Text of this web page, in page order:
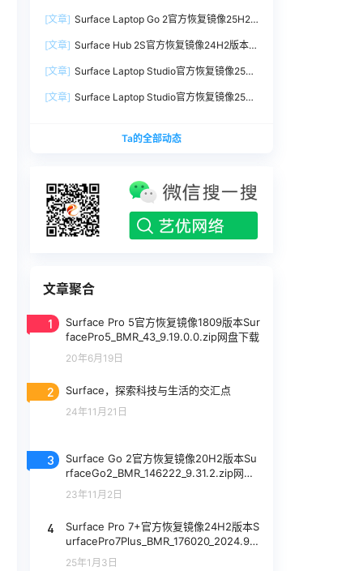
254.zip网盘下载
[文章] Surface Laptop Go 2官方恢复镜像25H2
SurfaceLaptopGo2_BMR_42032_2026.507.118
98505.zip网盘下载
[文章] Surface Hub 2S官方恢复镜像24H2版本
7.zip网盘下载
[文章] Surface Laptop Studio官方恢复镜像25H2
SurfaceLaptopStudio_BMR_42032_2026.402.1
[文章] Surface Laptop Studio官方恢复镜像25H2
SurfaceLaptopStudio_BMR_12010_2026.402.11
740375.zip网盘下载
Ta的全部动态
文章聚合
1
Surface Pro 5官方恢复镜像1809版本Sur
facePro5_BMR_43_9.19.0.0.zip网盘下载
20年6月19日
2 Surface，探索科技与生活的交汇点
24年11月21日
3
Surface Go 2官方恢复镜像20H2版本Su
rfaceGo2_BMR_146222_9.31.2.zip网盘
下载
23年11月2日
4
Surface Pro 7+官方恢复镜像24H2版本S
urfacePro7Plus_BMR_176020_2024.93
0.9229668.zip网盘下载
25年1月3日